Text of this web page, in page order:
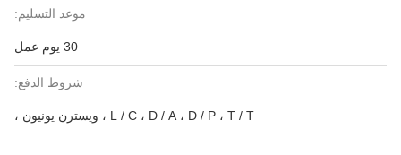
موعد التسليم:
30 يوم عمل
شروط الدفع:
L / C ، D / A ، D / P ، T / T ، ويسترن يونيون ،